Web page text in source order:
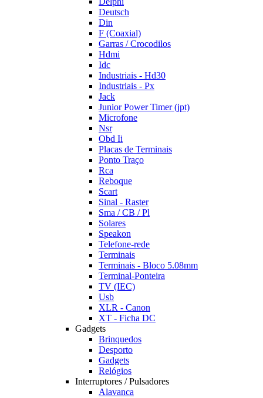
Deutsch
Din
F (Coaxial)
Garras / Crocodilos
Hdmi
Idc
Industriais - Hd30
Industriais - Px
Jack
Junior Power Timer (jpt)
Microfone
Nsr
Obd Ii
Placas de Terminais
Ponto Traço
Rca
Reboque
Scart
Sinal - Raster
Sma / CB / Pl
Solares
Speakon
Telefone-rede
Terminais
Terminais - Bloco 5.08mm
Terminal-Ponteira
TV (IEC)
Usb
XLR - Canon
XT - Ficha DC
Gadgets
Brinquedos
Desporto
Gadgets
Relógios
Interruptores / Pulsadores
Alavanca